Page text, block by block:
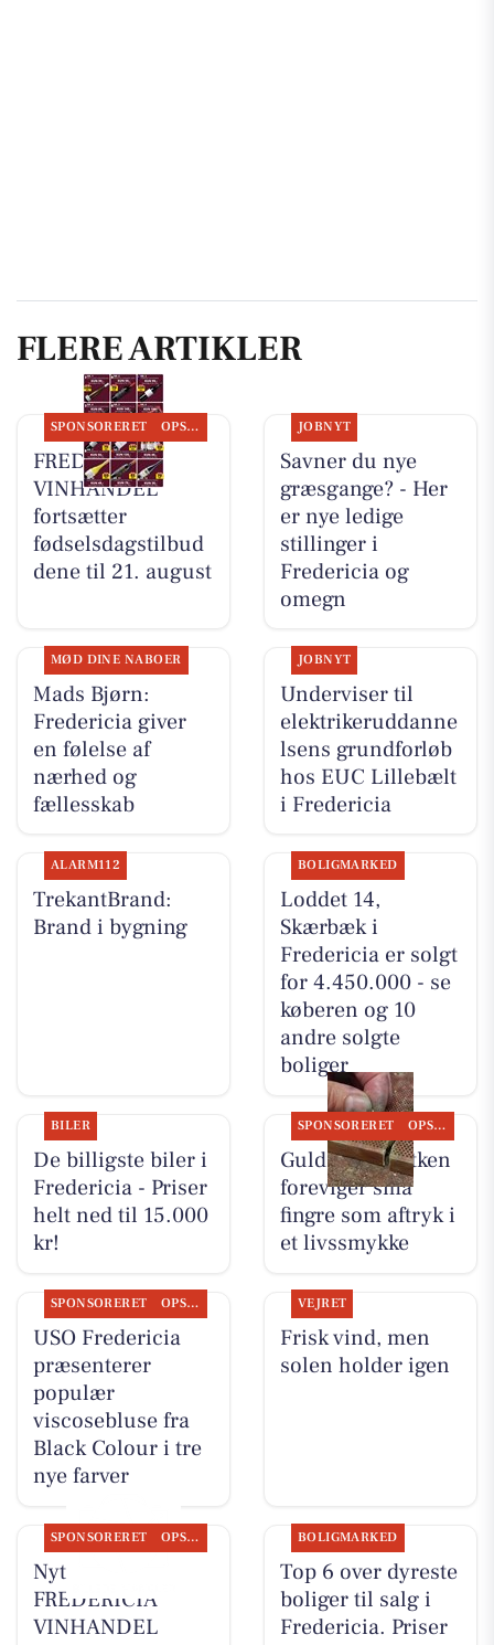
FLERE ARTIKLER
SPONSORERET OPSLAGSTAVLEN
FREDERICIA
VINHANDEL
fortsætter
fødselsdagstilbud
dene til 21. august
JOBNYT
Savner du nye
græsgange? - Her
er nye ledige
stillinger i
Fredericia og
omegn
MØD DINE NABOER
Mads Bjørn:
Fredericia giver
en følelse af
nærhed og
fællesskab
JOBNYT
Underviser til
elektrikeruddanne
lsens grundforløb
hos EUC Lillebælt
i Fredericia
ALARM112
TrekantBrand:
Brand i bygning
BOLIGMARKED
Loddet 14,
Skærbæk i
Fredericia er solgt
for 4.450.000 - se
køberen og 10
andre solgte
boliger
BILER
De billigste biler i
Fredericia - Priser
helt ned til 15.000
kr!
SPONSORERET OPSLAGSTAVLEN
Guldsmed Lütken
foreviger små
fingre som aftryk i
et livssmykke
SPONSORERET OPSLAGSTAVLEN
USO Fredericia
præsenterer
populær
viscosebluse fra
Black Colour i tre
nye farver
VEJRET
Frisk vind, men
solen holder igen
SPONSORERET OPSLAGSTAVLEN
Nyt fra
FREDERICIA
VINHANDEL
BOLIGMARKED
Top 6 over dyreste
boliger til salg i
Fredericia. Priser